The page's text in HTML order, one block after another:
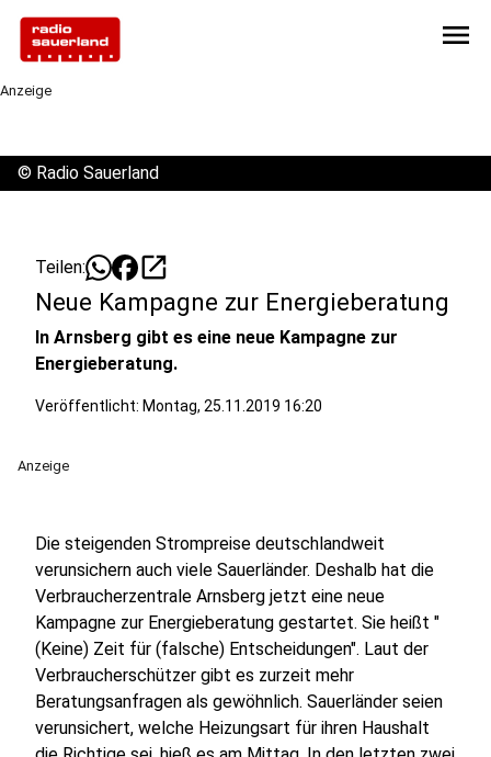
menu
Anzeige
© Radio Sauerland
Teilen: open_in_new
Neue Kampagne zur Energieberatung
In Arnsberg gibt es eine neue Kampagne zur
Energieberatung.
Veröffentlicht: Montag, 25.11.2019 16:20
Anzeige
Die steigenden Strompreise deutschlandweit
verunsichern auch viele Sauerländer. Deshalb hat die
Verbraucherzentrale Arnsberg jetzt eine neue
Kampagne zur Energieberatung gestartet. Sie heißt "
(Keine) Zeit für (falsche) Entscheidungen". Laut der
Verbraucherschützer gibt es zurzeit mehr
Beratungsanfragen als gewöhnlich. Sauerländer seien
verunsichert, welche Heizungsart für ihren Haushalt